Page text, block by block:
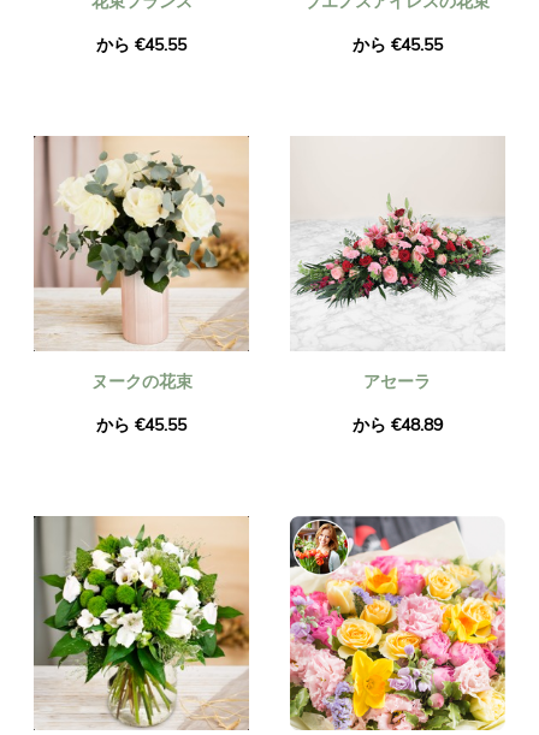
から €45.55
から €45.55
ヌークの花束
から €45.55
アセーラ
から €48.89